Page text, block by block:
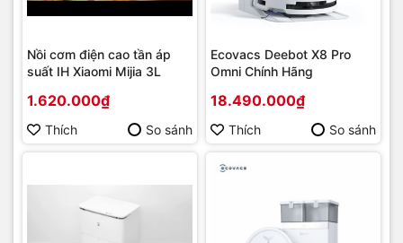
Nồi cơm điện cao tần áp
suất IH Xiaomi Mijia 3L
1.620.000₫
Thích So sánh
Ecovacs Deebot X8 Pro
Omni Chính Hãng
18.490.000₫
Thích So sánh